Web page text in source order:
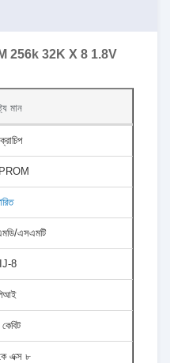
256k 32K X 8 1.8V
মান
এসএমটি
8
এক্স ৮